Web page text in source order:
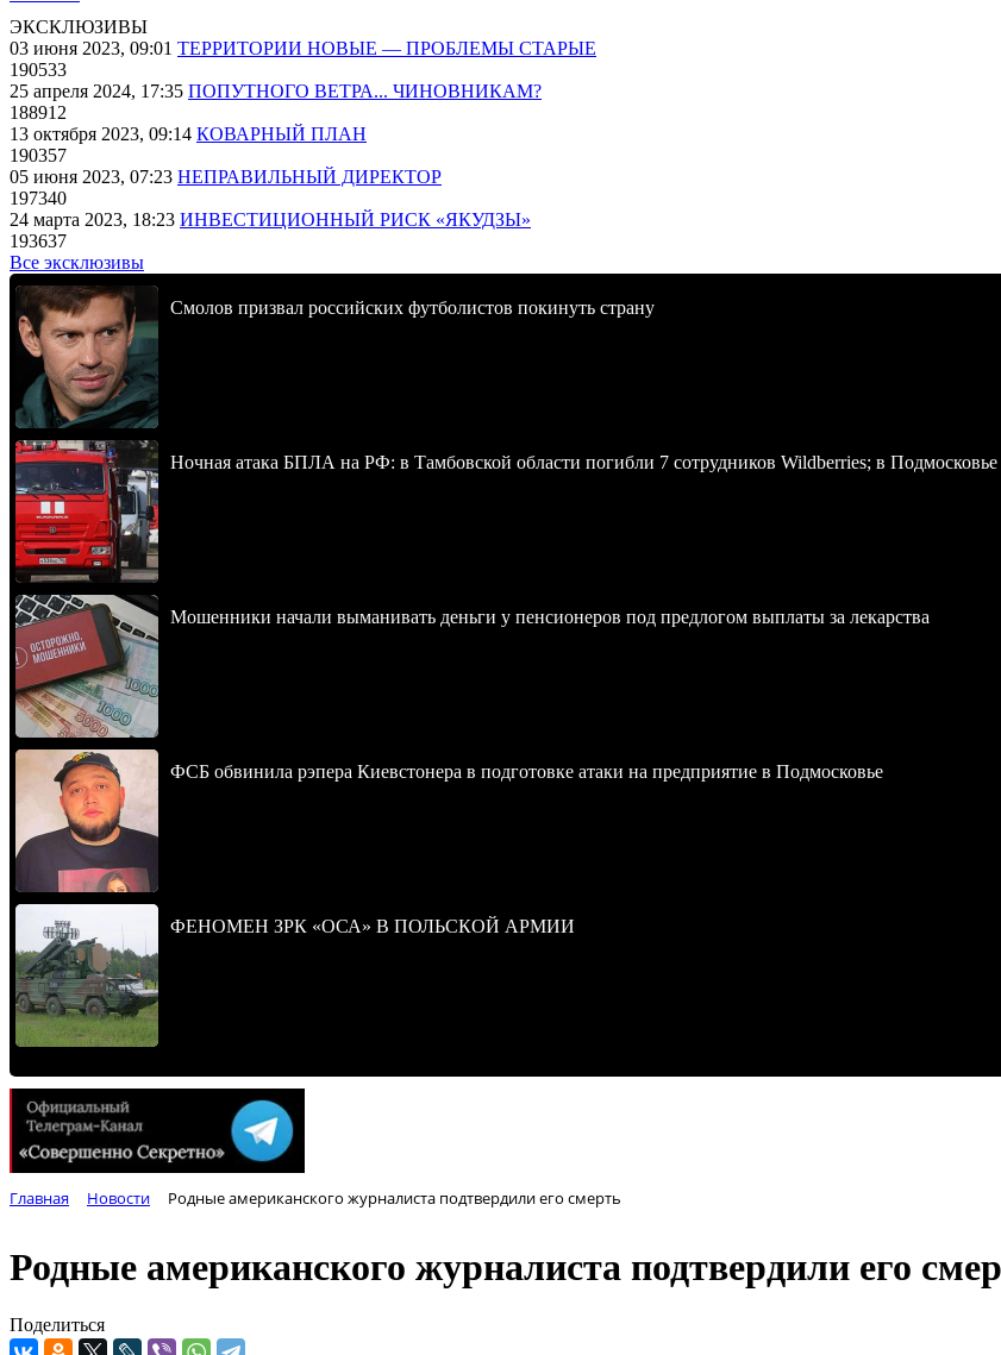
ЭКСКЛЮЗИВЫ
03 июня 2023, 09:01 ТЕРРИТОРИИ НОВЫЕ — ПРОБЛЕМЫ СТАРЫЕ
190533
25 апреля 2024, 17:35 ПОПУТНОГО ВЕТРА... ЧИНОВНИКАМ?
188912
13 октября 2023, 09:14 КОВАРНЫЙ ПЛАН
190357
05 июня 2023, 07:23 НЕПРАВИЛЬНЫЙ ДИРЕКТОР
197340
24 марта 2023, 18:23 ИНВЕСТИЦИОННЫЙ РИСК «ЯКУДЗЫ»
193637
Все эксклюзивы
Смолов призвал российских футболистов покинуть страну
Ночная атака БПЛА на РФ: в Тамбовской области погибли 7 сотрудников Wildberries; в Подмосковье
Мошенники начали выманивать деньги у пенсионеров под предлогом выплаты за лекарства
ФСБ обвинила рэпера Киевстонера в подготовке атаки на предприятие в Подмосковье
ФЕНОМЕН ЗРК «ОСА» В ПОЛЬСКОЙ АРМИИ
Главная Новости Родные американского журналиста подтвердили его смерть
Родные американского журналиста подтвердили его
Поделиться